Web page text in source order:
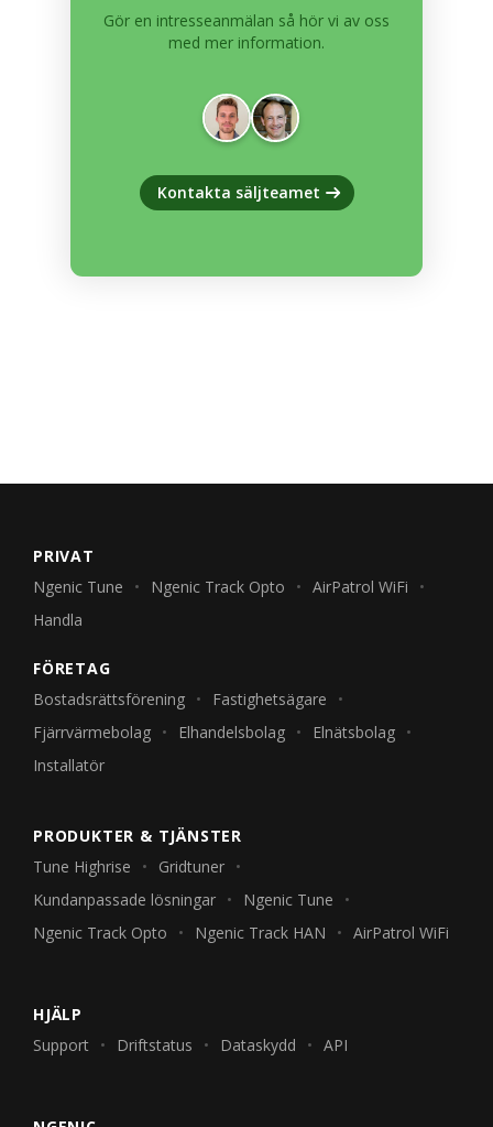
Gör en intresseanmälan så hör vi av oss
med mer information.
Kontakta säljteamet
PRIVAT
Ngenic Tune
Ngenic Track Opto
AirPatrol WiFi
Handla
FÖRETAG
Bostadsrättsförening
Fastighetsägare
Fjärrvärmebolag
Elhandelsbolag
Elnätsbolag
Installatör
PRODUKTER & TJÄNSTER
Tune Highrise
Gridtuner
Kundanpassade lösningar
Ngenic Tune
Ngenic Track Opto
Ngenic Track HAN AirPatrol WiFi
HJÄLP
Support
Driftstatus Dataskydd API